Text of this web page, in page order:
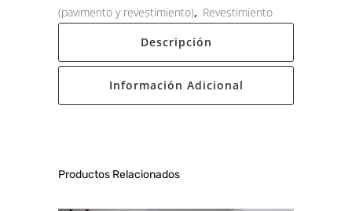
(pavimento y revestimiento), Revestimiento
Descripción
Información Adicional
Productos Relacionados